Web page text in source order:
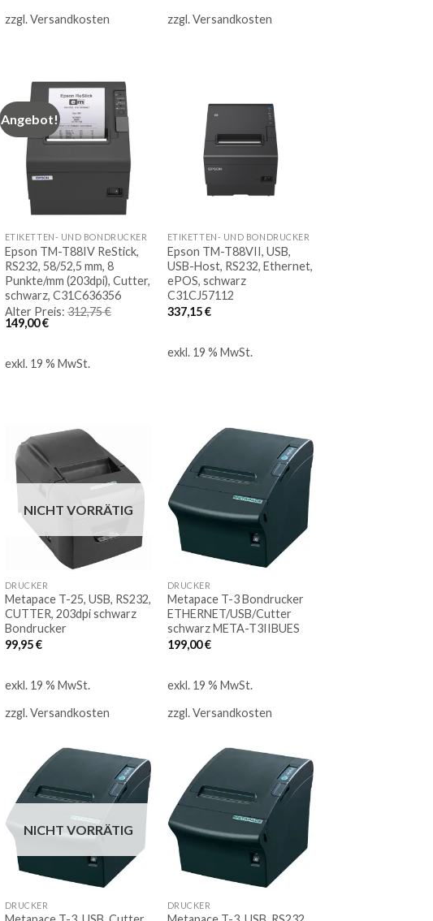
zzgl.Versandkosten zzgl.Versandkosten
Angebot!
Auf
Merkliste
ETIKETTEN- UND BONDRUCKER
Epson TM-T88IV ReStick,
RS232, 58/52,5 mm, 8
Punkte/mm (203dpi), Cutter,
schwarz, C31C636356
Alter Preis: 312,75€
Ursprünglicher
Preis
312,75 €
149,00€Aktueller
149,00 €.
exkl. 19 % MwSt.
die
Merkliste
ETIKETTEN- UND BONDRUCKER
Epson TM-T88VII, USB,
USB-Host, RS232, Ethernet,
ePOS, schwarz
C31CJ57112
337,15€
exkl. 19 % MwSt.
Auf
Merkliste
NICHT VORRÄTIG
DRUCKER
Metapace T-25, USB, RS232,
CUTTER, 203dpi schwarz
Bondrucker
99,95€
exkl. 19 % MwSt.
zzgl.Versandkosten
Merkliste
DRUCKER
Metapace T-3 Bondrucker
ETHERNET/USB/Cutter
schwarz META-T3IIBUES
199,00€
exkl. 19 % MwSt.
zzgl.Versandkosten
Auf
Merkliste
NICHT VORRÄTIG
DRUCKER
Merkliste
DRUCKER